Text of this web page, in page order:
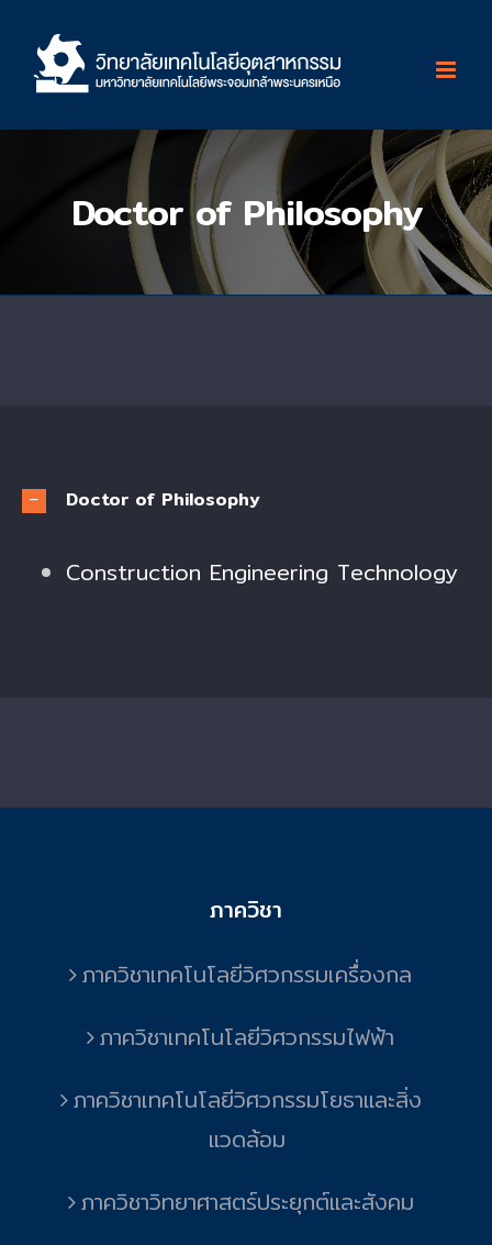
content
Doctor of Philosophy
Doctor of Philosophy
Construction Engineering Technology
ภาควิชา
ภาควิชาเทคโนโลยีวิศวกรรมเครื่องกล
ภาควิชาเทคโนโลยีวิศวกรรมไฟฟ้า
ภาควิชาเทคโนโลยีวิศวกรรมโยธาและสิ่ง
แวดล้อม
ภาควิชาวิทยาศาสตร์ประยุกต์และสังคม